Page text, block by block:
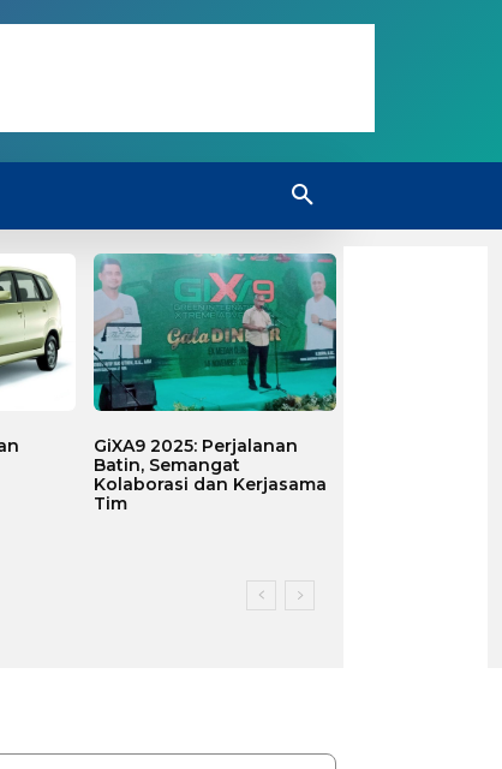
GiXA9 2025: Perjalanan
Batin, Semangat
Kolaborasi dan Kerjasama
Tim